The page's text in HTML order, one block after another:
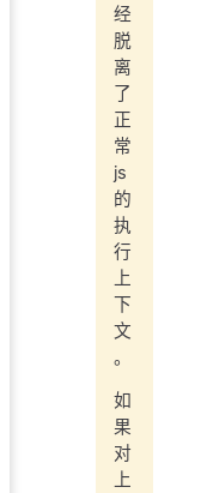
经
脱
离
了
正
常
js
的
执
行
上
下
文
。
如
果
对
上